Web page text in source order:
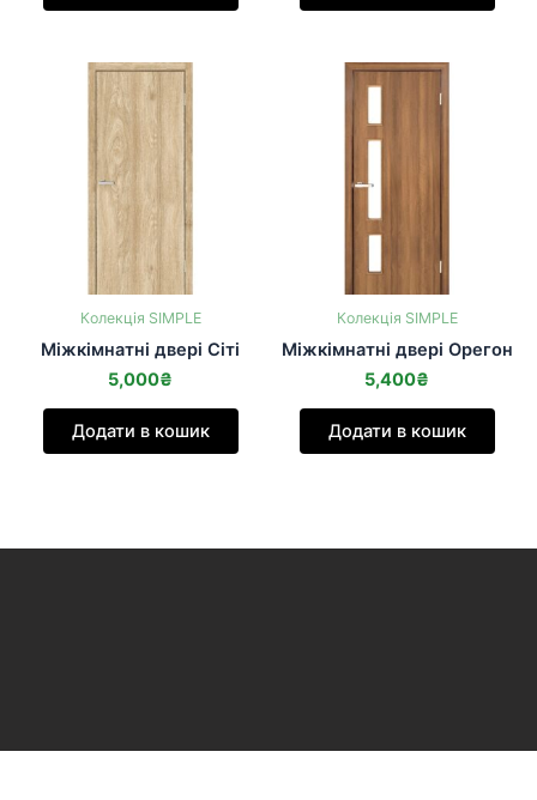
Колекція SIMPLE
Міжкімнатні двері Сіті
5,000₴
Додати в кошик
Колекція SIMPLE
Міжкімнатні двері Орегон
5,400₴
Додати в кошик